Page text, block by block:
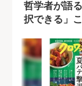
哲学者が語
択できる」